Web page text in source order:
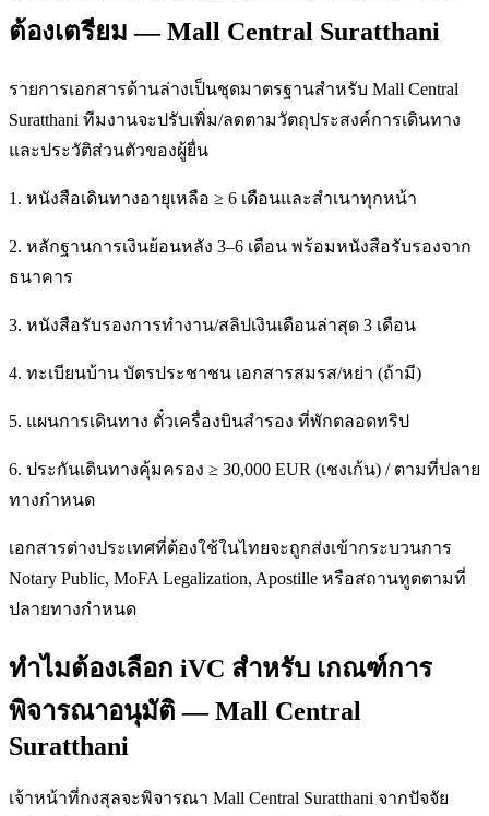
ต้องเตรียม — Mall Central Suratthani
รายการเอกสารด้านล่างเป็นชุดมาตรฐานสำหรับ Mall Central
Suratthani ทีมงานจะปรับเพิ่ม/ลดตามวัตถุประสงค์การเดินทาง
และประวัติส่วนตัวของผู้ยื่น
1. หนังสือเดินทางอายุเหลือ ≥ 6 เดือนและสำเนาทุกหน้า
2. หลักฐานการเงินย้อนหลัง 3–6 เดือน พร้อมหนังสือรับรองจาก
ธนาคาร
3. หนังสือรับรองการทำงาน/สลิปเงินเดือนล่าสุด 3 เดือน
4. ทะเบียนบ้าน บัตรประชาชน เอกสารสมรส/หย่า (ถ้ามี)
5. แผนการเดินทาง ตั๋วเครื่องบินสำรอง ที่พักตลอดทริป
6. ประกันเดินทางคุ้มครอง ≥ 30,000 EUR (เชงเก้น) / ตามที่ปลาย
ทางกำหนด
เอกสารต่างประเทศที่ต้องใช้ในไทยจะถูกส่งเข้ากระบวนการ
Notary Public, MoFA Legalization, Apostille หรือสถานทูตตามที่
ปลายทางกำหนด
ทำไมต้องเลือก iVC สำหรับ เกณฑ์การ
พิจารณาอนุมัติ — Mall Central
Suratthani
เจ้าหน้าที่กงสุลจะพิจารณา Mall Central Suratthani จากปัจจัย